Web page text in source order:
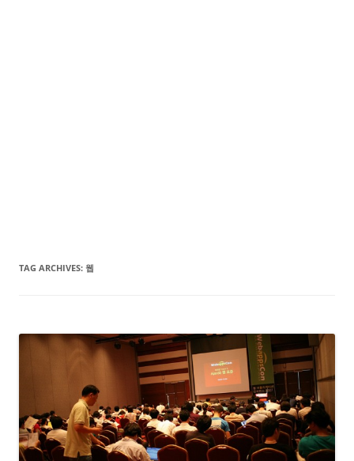
TAG ARCHIVES: 웹